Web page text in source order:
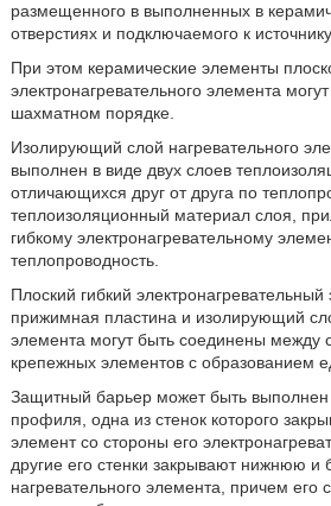
размещенного в выполненных в
отверстиях и подключаемого к источнику
При этом керамические элементы
электронагревательного элемента
шахматном порядке.
Изолирующий слой нагревательного
выполнен в виде двух слоев
отличающихся друг от друга по
теплоизоляционный материал слоя,
гибкому электронагревательному
теплопроводность.
Плоский гибкий
прижимная пластина и изолирующий
элемента могут быть соединены между
крепежных элементов с образованием
Защитный барьер может быть выполнен
профиля, одна из стенок которого
элемент со стороны его
другие его стенки закрывают нижнюю и
нагревательного элемента, причем его